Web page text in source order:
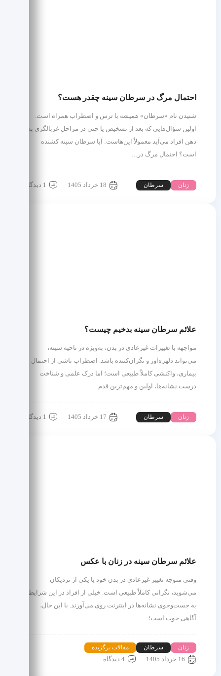
احتمال مرگ در سرطان سینه چقدر هست؟
شنیدن نام «سرطان» همیشه با ترس و اضطراب همراه است.
اولین سؤال‌هایی که بعد از تشخیص یا حتی در مراحل غربالگری به
ذهن افراد می‌آید معمولاً این‌هاست: آیا سرطان سینه کشنده
است؟ احتمال مرگ در…
زنان سرطان 18 خرداد 1405 1 دیدگاه
علائم سرطان سینه بدخیم چیست؟
مواجهه با تغییرات غیرعادی در بدن، به‌ویژه در ناحیه سینه،
می‌تواند دلهره‌آور و نگران‌کننده باشد. اضطراب ناشی از احتمال
بیماری، واکنشی کاملاً طبیعی است؛ اما درک علمی و شناخت
درست نشانه‌ها، اولین و مهم‌ترین قدم…
زنان سرطان 17 خرداد 1405 1 دیدگاه
علائم سرطان سینه در زنان با عکس
وقتی متوجه تغییر غیرعادی در بدن خود یا یکی از نزدیکان
می‌شوید، نگرانی کاملاً طبیعی است. خیلی از افراد در این شرایط
به جست‌وجوی نشانه‌ها در اینترنت روی می‌آورند. با این حال،
آگاهی خوب است؛…
زنان سرطان مقالات برگزیده
16 خرداد 1405 4 دیدگاه